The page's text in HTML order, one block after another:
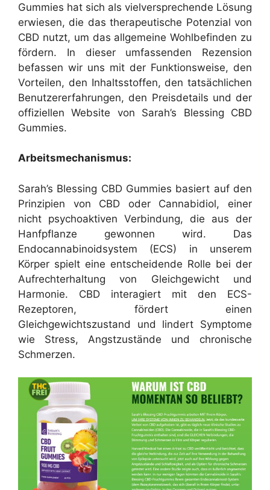
Gummies hat sich als vielversprechende Lösung
erwiesen, die das therapeutische Potenzial von
CBD nutzt, um das allgemeine Wohlbefinden zu
fördern. In dieser umfassenden Rezension
befassen wir uns mit der Funktionsweise, den
Vorteilen, den Inhaltsstoffen, den tatsächlichen
Benutzererfahrungen, den Preisdetails und der
offiziellen Website von Sarah’s Blessing CBD
Gummies.
Arbeitsmechanismus:
Sarah’s Blessing CBD Gummies basiert auf den
Prinzipien von CBD oder Cannabidiol, einer
nicht psychoaktiven Verbindung, die aus der
Hanfpflanze gewonnen wird. Das
Endocannabinoidsystem (ECS) in unserem
Körper spielt eine entscheidende Rolle bei der
Aufrechterhaltung von Gleichgewicht und
Harmonie. CBD interagiert mit den ECS-
Rezeptoren, fördert einen
Gleichgewichtszustand und lindert Symptome
wie Stress, Angstzustände und chronische
Schmerzen.